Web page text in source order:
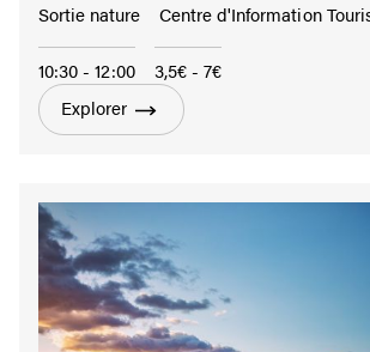
Sortie nature Centre d'Information
10:30 - 12:00
3,5€ - 7€
Explorer